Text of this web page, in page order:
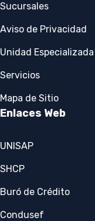
Sucursales
Aviso de Privacidad
Unidad Especializada
Servicios
Mapa de Sitio
Enlaces Web
UNISAP
SHCP
Buró de Crédito
Condusef